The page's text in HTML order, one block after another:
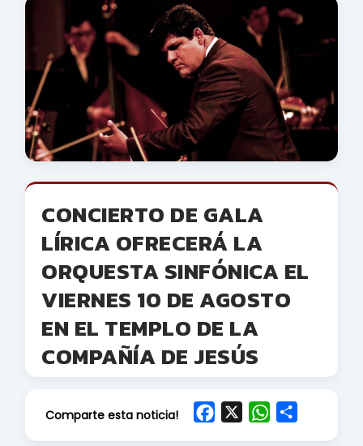
CONCIERTO DE GALA
LÍRICA OFRECERÁ LA
ORQUESTA SINFÓNICA EL
VIERNES 10 DE AGOSTO
EN EL TEMPLO DE LA
COMPAÑÍA DE JESÚS
Comparte esta noticia!
W